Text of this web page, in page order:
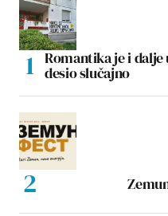
Romantika je i
desio slučajno